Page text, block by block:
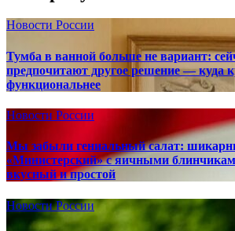
Новости России
Тумба в ванной больше не вариант:
предпочитают другое решение — куда
функциональнее
Новости России
Мы забыли гениальный салат:
«Министерский» с яичными
вкусный и простой
Новости России